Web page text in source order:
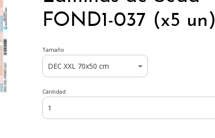
FOND1-037 (x5 un)
Tamaño
Cantidad